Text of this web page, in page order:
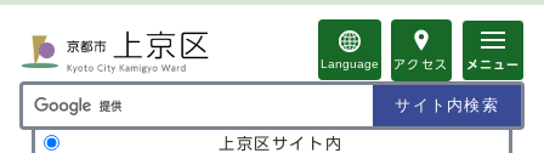
Language アクセス メニュー
サイト内検索の範囲
上京区サイト内